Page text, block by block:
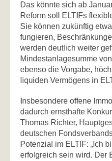
Das könnte sich ab
Reform soll ELTIFs
Sie können zukünftig
fungieren,
werden deutlich weiter
Mindestanlagesumme
ebenso die Vorgabe,
liquiden Vermögens in
Insbesondere offene
dadurch ernsthafte
Thomas Richter,
deutschen
Potenzial im ELTIF: „Ich
erfolgreich sein wird. Der